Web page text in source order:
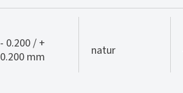
- 0.200 / +
0.200 mm
natur